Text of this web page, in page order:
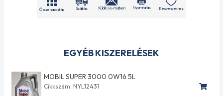
EGYÉB KISZERELÉSEK
MOBIL SUPER 3000 0W16 5L
Cikkszám: NYL12431
Összehasonlítás Szállítás Küldés e-mailben Nyomtatás Kedvencekhez